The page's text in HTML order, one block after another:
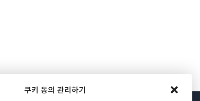
쿠키 동의 관리하기